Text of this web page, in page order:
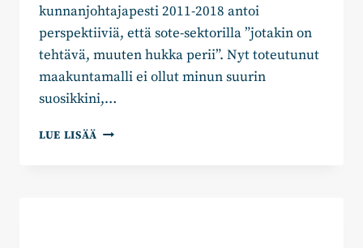
kunnanjohtajapesti 2011-2018 antoi
perspektiiviä, että sote-sektorilla ”jotakin on
tehtävä, muuten hukka perii”. Nyt toteutunut
maakuntamalli ei ollut minun suurin
suosikkini,…
LUE LISÄÄ ANTTI